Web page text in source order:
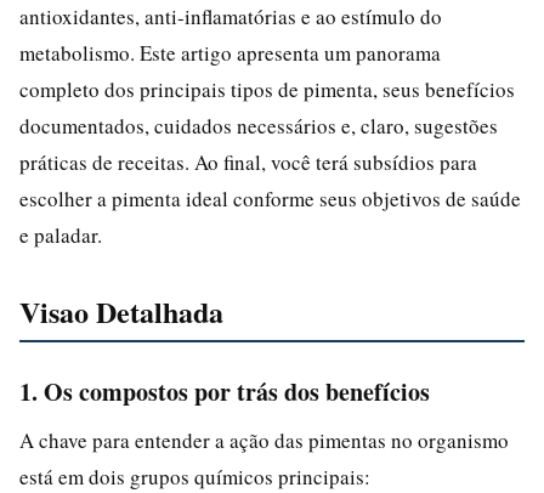
antioxidantes, anti-inflamatórias e ao estímulo do
metabolismo. Este artigo apresenta um panorama
completo dos principais tipos de pimenta, seus benefícios
documentados, cuidados necessários e, claro, sugestões
práticas de receitas. Ao final, você terá subsídios para
escolher a pimenta ideal conforme seus objetivos de saúde
e paladar.
Visao Detalhada
1. Os compostos por trás dos benefícios
A chave para entender a ação das pimentas no organismo
está em dois grupos químicos principais: